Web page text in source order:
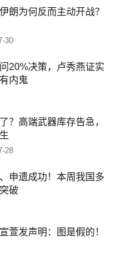
朗为何反而主动开战？
30
20%决策，卢秀燕证实
内鬼
？高端武器库存告急，
28
申遗成功！本周我国多
破
萱发声明：图是假的！